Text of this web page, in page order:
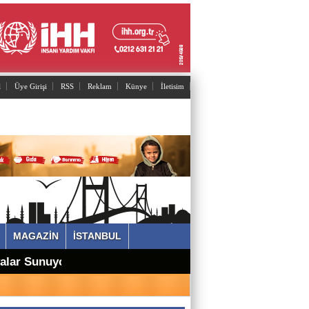
Üye Girişi RSS Reklam Künye İletisim
MAGAZİN İSTANBUL
Sunuyor
Adnan Can ATAMAN
Mutant virüsler tam aşılanmış kişileri tehdit
Asiye UMUT
Yavuz ŞİMŞEK
Tek cümle 281 kelime...
Sevimgül ERDEM
İstanbul'un arka bahçesi POLONEZKÖY
Ömer ERDEM